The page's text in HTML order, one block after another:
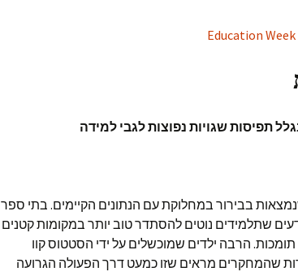
תפיסות שגויות נפוצות לגבי למידה
בבירור במחלוקת עם הנתונים הקיימים. בתי ספר
שתלמידים נוטים להסתדר טוב יותר במקומות קטנים
הרבה ילדים שמוכשלים על ידי הסטטוס קוו
שהמחקרים מראים שזו כמעט דרך הפעולה הגרועה